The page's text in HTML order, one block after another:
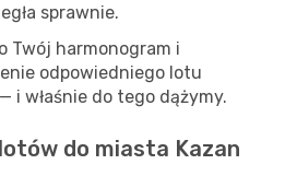
sprawnie.
Twój harmonogram i
odpowiedniego lotu
i właśnie do tego dążymy.
do miasta Kazan